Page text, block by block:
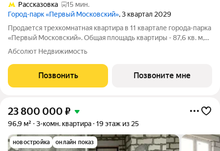
Рассказовка
15 мин.
Город-парк «Первый Московский», 3 квартал 2029
Продается трехкомнатная квартира в 11 квартале города-парка
«Первый Московский». Общая площадь квартиры - 87,6 кв. м,
этаж 13 из 22. Планируемый срок ввода в эксплуатацию - 3
квартал 2029 года. Тип дома - монолитный. ТОЛЬКО ДО 31
АВГУСТА выгодные
Абсолют Недвижимость
Позвонить Позвоните мне
23 800 000 ₽
96,9 м² 3-комн. квартира 19 этаж из 25
новостройка онлайн показ